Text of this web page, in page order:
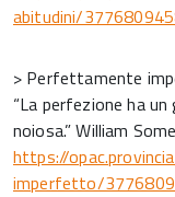
abitudini/
> Perfettamente
“La perfezione ha
noiosa.” William
https://
imperfetto/